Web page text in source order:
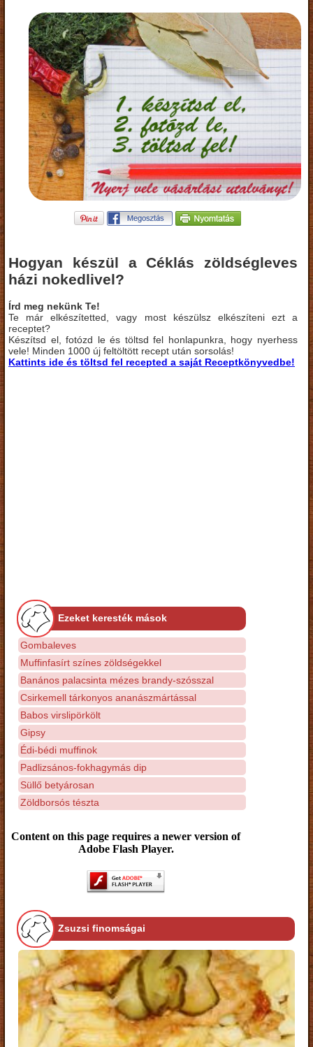
Hogyan készül a Céklás zöldségleves
házi nokedlivel?
Írd meg nekünk Te!
Te már elkészítetted, vagy most készülsz elkészíteni ezt a
receptet?
Készítsd el, fotózd le és töltsd fel honlapunkra, hogy nyerhess
vele! Minden 1000 új feltöltött recept után sorsolás!
Kattints ide és töltsd fel recepted a saját Receptkönyvedbe!
Ezeket keresték mások
Gombaleves
Muffinfasírt színes zöldségekkel
Banános palacsinta mézes brandy-szósszal
Csirkemell tárkonyos ananászmártással
Babos virslipörkölt
Gipsy
Édi-bédi muffinok
Padlizsános-fokhagymás dip
Süllő betyárosan
Zöldborsós tészta
Content on this page requires a newer version of
Adobe Flash Player.
Zsuzsi finomságai